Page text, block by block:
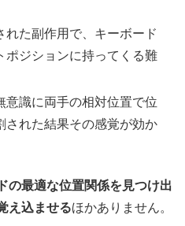
れた副作用で、キーボード
ポジションに持ってくる難
意識に両手の相対位置で位
された結果その感覚が効か
の最適な位置関係を見つけ出
え込ませるほかありません。